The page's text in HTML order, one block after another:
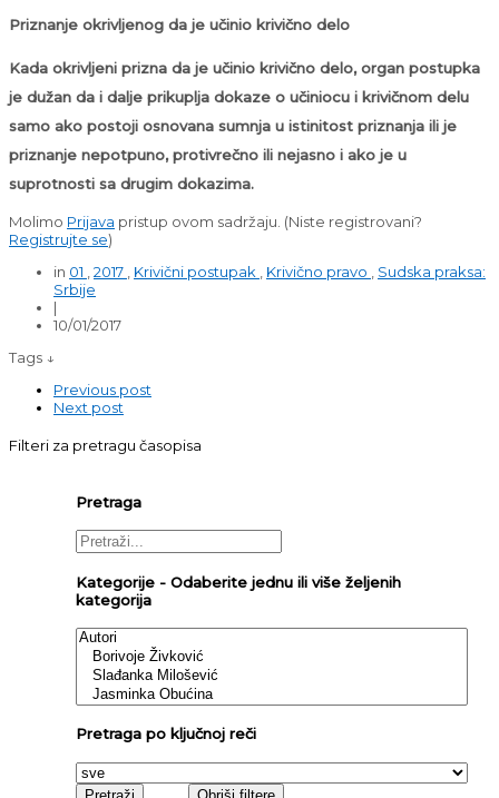
Priznanje okrivljenog da je učinio krivično delo
Kada okrivljeni prizna da je učinio krivično delo, organ postupka
je dužan da i dalje prikuplja dokaze o učiniocu i krivičnom delu
samo ako postoji osnovana sumnja u istinitost priznanja ili je
priznanje nepotpuno, protivrečno ili nejasno i ako je u
suprotnosti sa drugim dokazima.
Molimo Prijava pristup ovom sadržaju. (Niste registrovani?
Registrujte se)
in 01 2017 Krivični postupak Krivično pravo
Sudska praksa:
Srbije
|
10/01/2017
Tags ↓
Previous post
Next post
Filteri za pretragu časopisa
Pretraga
Kategorije - Odaberite jednu ili više željenih
kategorija
Pretraga po ključnoj reči